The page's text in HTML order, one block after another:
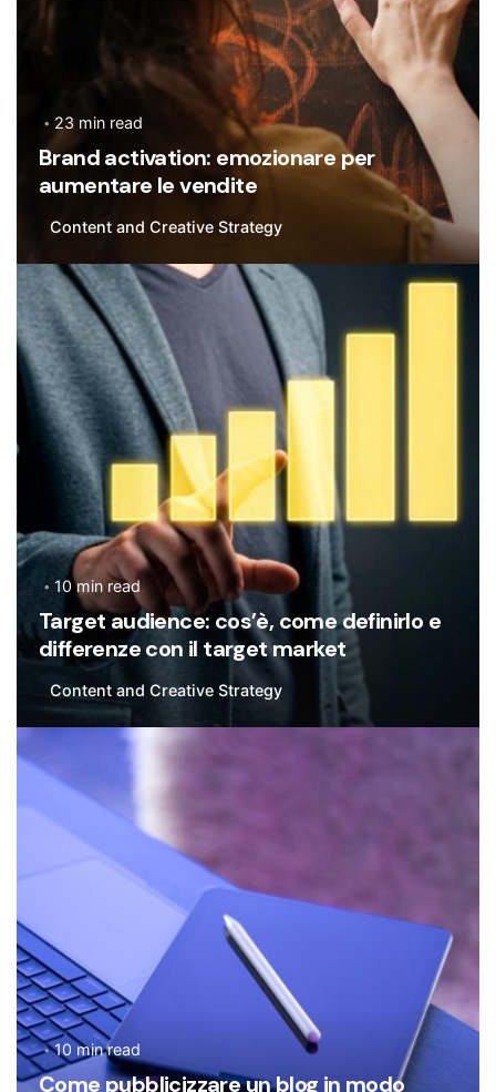
23 min read
Brand activation: emozionare per
aumentare le vendite
Content and Creative Strategy
Posted by
Flavia De Michetti
10 min read
Target audience: cos’è, come definirlo e
differenze con il target market
Content and Creative Strategy
10 min read
Come pubblicizzare un blog in modo